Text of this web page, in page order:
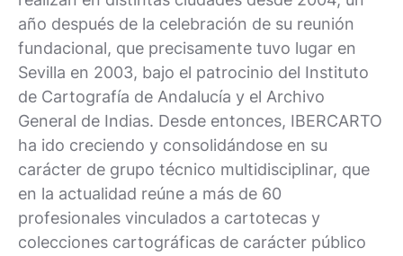
año después de la celebración de su reunión
fundacional, que precisamente tuvo lugar en
Sevilla en 2003, bajo el patrocinio del Instituto
de Cartografía de Andalucía y el Archivo
General de Indias. Desde entonces, IBERCARTO
ha ido creciendo y consolidándose en su
carácter de grupo técnico multidisciplinar, que
en la actualidad reúne a más de 60
profesionales vinculados a cartotecas y
colecciones cartográficas de carácter público